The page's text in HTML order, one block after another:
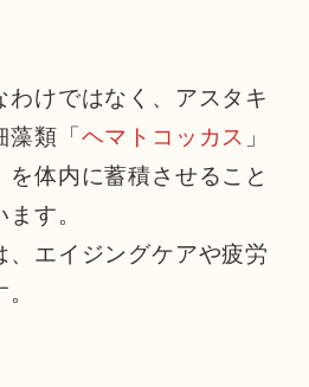
わけではなく、アスタキ
類「 ヘマトコッカス 」
を体内に蓄積させること
す。
、エイジングケアや疲労